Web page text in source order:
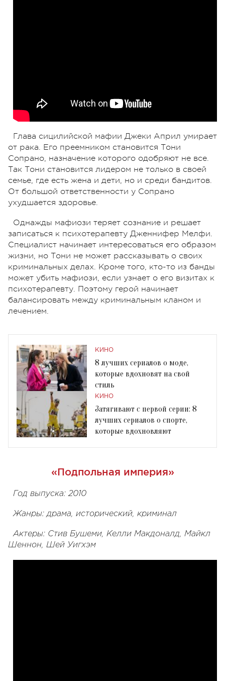
Глава сицилийской мафии Джеки Април умирает
от рака. Его преемником становится Тони
Сопрано, назначение которого одобряют не все.
Так Тони становится лидером не только в своей
семье, где есть жена и дети, но и среди бандитов.
От большой ответственности у Сопрано
ухудшается здоровье.
Однажды мафиози теряет сознание и решает
записаться к психотерапевту Дженнифер Мелфи.
Специалист начинает интересоваться его образом
жизни, но Тони не может рассказывать о своих
криминальных делах. Кроме того, кто-то из банды
может убить мафиози, если узнает о его визитах к
психотерапевту. Поэтому герой начинает
балансировать между криминальным кланом и
лечением.
КИНО
8 лучших сериалов о моде,
которые вдохновят на свой
стиль
КИНО
Затягивают с первой серии: 8
лучших сериалов о спорте,
которые вдохновляют
«Подпольная империя»
Год выпуска: 2010
Жанры: драма, исторический, криминал
Актеры: Стив Бушеми, Келли Макдоналд, Майкл
Шеннон, Шей Уигхэм